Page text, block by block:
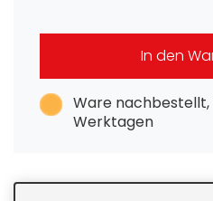
Ware nachbestellt,
Werktagen
In den